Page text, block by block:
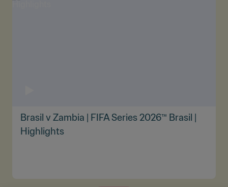
Brasil v Zambia | FIFA Series 2026™ Brasil |
Highlights